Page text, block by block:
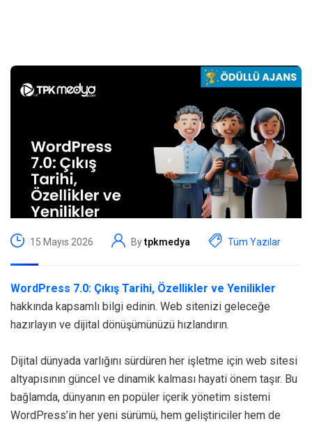
15 Mayıs 2026 Bytpkmedya Tüm Yazılar
WordPress 7.0: Çıkış Tarihi, Özellikler ve Yenilikler
hakkında kapsamlı bilgi edinin. Web sitenizi geleceğe
hazırlayın ve dijital dönüşümünüzü hızlandırın.
Dijital dünyada varlığını sürdüren her işletme için web sitesi
altyapısının güncel ve dinamik kalması hayati önem taşır. Bu
bağlamda, dünyanın en popüler içerik yönetim sistemi
WordPress’in her yeni sürümü, hem geliştiriciler hem de